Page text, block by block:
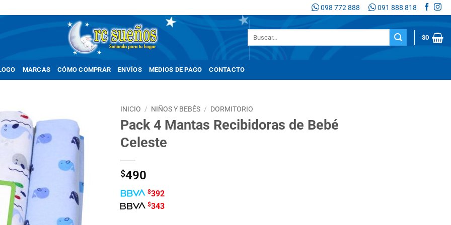
098 772 888 091 888 818
$0
MARCAS CÓMO COMPRAR ENVÍOS MEDIOS DE PAGO CONTACTO
INICIO / NIÑOS Y BEBÉS / DORMITORIO
Pack 4 Mantas Recibidoras de Bebé
Celeste
$490
$392
$343